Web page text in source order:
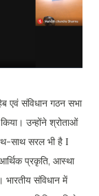
एवं संविधान गठन सभा
उन्होंने श्रोताओं
साथ सरल भी है I
प्रकृति, आस्था
संविधान में